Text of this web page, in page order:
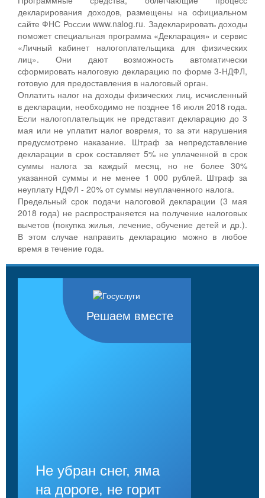
декларирования доходов, размещены на официальном
сайте ФНС России www.nalog.ru. Задекларировать доходы
поможет специальная программа «Декларация» и сервис
«Личный кабинет налогоплательщика для физических
лиц». Они дают возможность автоматически
сформировать налоговую декларацию по форме 3-НДФЛ,
готовую для предоставления в налоговый орган.
Оплатить налог на доходы физических лиц, исчисленный
в декларации, необходимо не позднее 16 июля 2018 года.
Если налогоплательщик не представит декларацию до 3
мая или не уплатит налог вовремя, то за эти нарушения
предусмотрено наказание. Штраф за непредставление
декларации в срок составляет 5% не уплаченной в срок
суммы налога за каждый месяц, но не более 30%
указанной суммы и не менее 1 000 рублей. Штраф за
неуплату НДФЛ - 20% от суммы неуплаченного налога.
Предельный срок подачи налоговой декларации (3 мая
2018 года) не распространяется на получение налоговых
вычетов (покупка жилья, лечение, обучение детей и др.).
В этом случае направить декларацию можно в любое
время в течение года.
Решаем вместе
Не убран снег, яма
на дороге, не горит